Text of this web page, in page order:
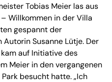
Tobias Meier las aus
Willkommen in der Villa
gespannt der
Susanne Lütje. Der
auf Initiative des
Meier in den vergangenen
besucht hatte. „Ich